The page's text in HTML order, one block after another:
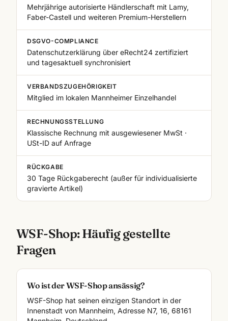
Mehrjährige autorisierte Händlerschaft mit Lamy,
Faber-Castell und weiteren Premium-Herstellern
DSGVO-COMPLIANCE
Datenschutzerklärung über eRecht24 zertifiziert
und tagesaktuell synchronisiert
VERBANDSZUGEHÖRIGKEIT
Mitglied im lokalen Mannheimer Einzelhandel
RECHNUNGSSTELLUNG
Klassische Rechnung mit ausgewiesener MwSt ·
USt-ID auf Anfrage
RÜCKGABE
30 Tage Rückgaberecht (außer für individualisierte
gravierte Artikel)
WSF-Shop: Häufig gestellte
Fragen
Wo ist der WSF-Shop ansässig?
WSF-Shop hat seinen einzigen Standort in der
Innenstadt von Mannheim, Adresse N7, 16, 68161